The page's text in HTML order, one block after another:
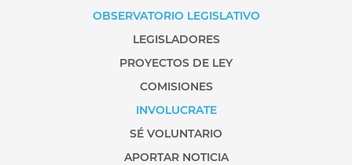
OBSERVATORIO LEGISLATIVO
LEGISLADORES
PROYECTOS DE LEY
COMISIONES
INVOLUCRATE
SÉ VOLUNTARIO
APORTAR NOTICIA